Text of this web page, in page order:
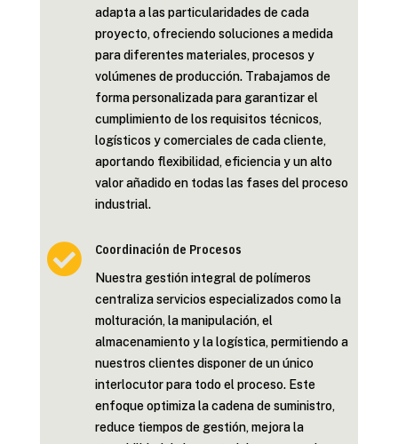
adapta a las particularidades de cada
proyecto, ofreciendo soluciones a medida
para diferentes materiales, procesos y
volúmenes de producción. Trabajamos de
forma personalizada para garantizar el
cumplimiento de los requisitos técnicos,
logísticos y comerciales de cada cliente,
aportando flexibilidad, eficiencia y un alto
valor añadido en todas las fases del proceso
industrial.
 Coordinación de Procesos
Nuestra gestión integral de polímeros
centraliza servicios especializados como la
molturación, la manipulación, el
almacenamiento y la logística, permitiendo a
nuestros clientes disponer de un único
interlocutor para todo el proceso. Este
enfoque optimiza la cadena de suministro,
reduce tiempos de gestión, mejora la